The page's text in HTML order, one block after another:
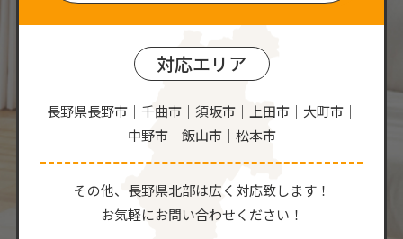
対応エリア
長野県長野市｜千曲市｜須坂市｜上田市｜大町市｜
中野市｜飯山市｜松本市
その他、⻑野県北部は広く対応致します！
お気軽にお問い合わせください！